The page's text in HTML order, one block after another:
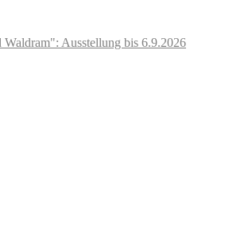
Ausstellung bis 6.9.2026